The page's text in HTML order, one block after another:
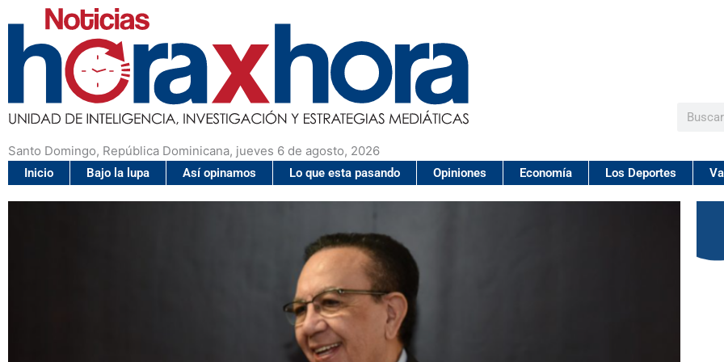
Santo Domingo, República Dominicana, jueves 6 de agosto, 2026
Buscar
Inicio Bajo la lupa Así opinamos Lo que esta pasando Opiniones Economía Los Deportes